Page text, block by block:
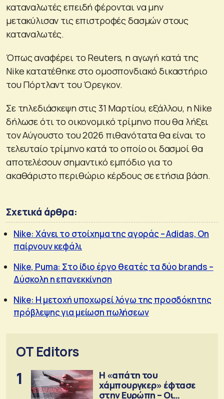
καταναλωτές επειδή φέρονται να μην
μετακύλισαν τις επιστροφές δασμών στους
καταναλωτές.
Όπως αναφέρει το Reuters, η αγωγή κατά της
Nike κατατέθηκε στο ομοσπονδιακό δικαστήριο
του Πόρτλαντ του Όρεγκον.
Σε τηλεδιάσκεψη στις 31 Μαρτίου, εξάλλου, η Nike
δήλωσε ότι το οικονομικό τρίμηνο που θα λήξει
τον Αύγουστο του 2026 πιθανότατα θα είναι το
τελευταίο τρίμηνο κατά το οποίο οι δασμοί θα
αποτελέσουν σημαντικό εμπόδιο για το
ακαθάριστο περιθώριο κέρδους σε ετήσια βάση.
Σχετικά άρθρα:
Nike: Χάνει το στοίχημα της αγοράς – Adidas, On
παίρνουν κεφάλι
Nike, Puma: Στο ίδιο έργο θεατές τα δύο brands –
Δύσκολη η επανεκκίνηση
Nike: Η μετοχή υποχωρεί λόγω της προσδόκητης
πρόβλεψης για μείωση πωλήσεων
OT Editors
1
Η «απάτη του
χάμπουργκερ» έφτασε
στην Ευρώπη – Οι